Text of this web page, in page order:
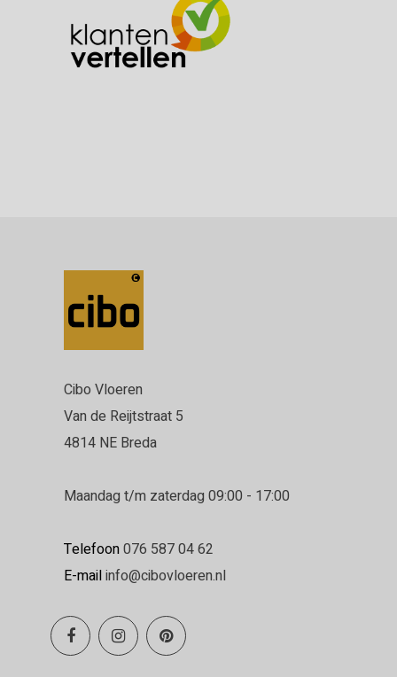
Cibo Vloeren
Van de Reijtstraat 5
4814 NE Breda
Maandag t/m zaterdag 09:00 - 17:00
Telefoon076 587 04 62
E-mailinfo@cibovloeren.nl